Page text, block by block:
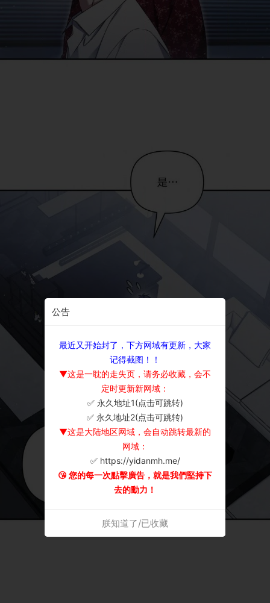
公告
最近又开始封了，下方网域有更新，大家
记得截图！！
▼这是一耽的走失页，请务必收藏，会不
定时更新新网域：
✅ 永久地址1(点击可跳转)
✅ 永久地址2(点击可跳转)
▼这是大陆地区网域，会自动跳转最新的
网域：
✅ https://yidanmh.me/
😘 您的每一次點擊廣告，就是我們堅持下
去的動力！
朕知道了/已收藏